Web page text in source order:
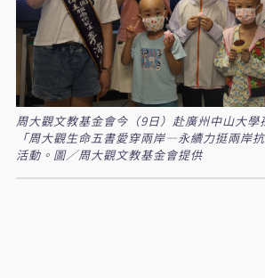
周大觀文教基金會今（9日）赴廣州中山大
「周大觀生命五書愛穿兩岸—永續力挺兩岸
活動。圖／周大觀文教基金會提供